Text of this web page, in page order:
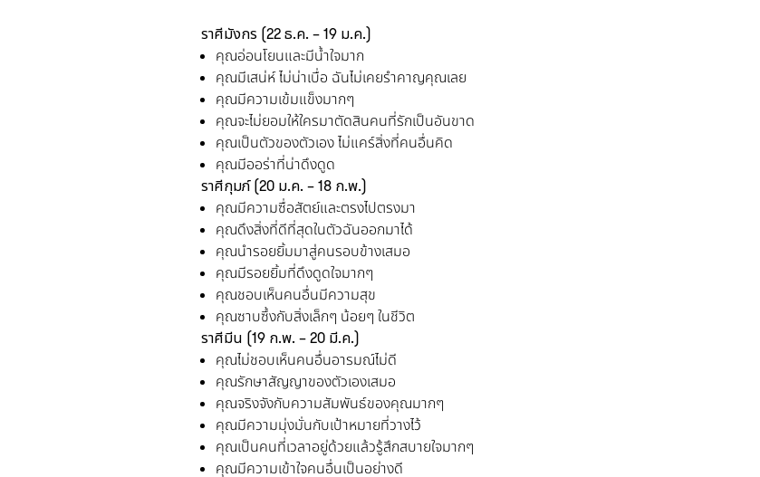
ราศีมังกร (22 ธ.ค. – 19 ม.ค.)
คุณอ่อนโยนและมีน้ำใจมาก
คุณมีเสน่ห์ ไม่น่าเบื่อ ฉันไม่เคยรำคาญคุณเลย
คุณมีความเข้มแข็งมากๆ
คุณจะไม่ยอมให้ใครมาตัดสินคนที่รักเป็นอันขาด
คุณเป็นตัวของตัวเอง ไม่แคร์สิ่งที่คนอื่นคิด
คุณมีออร่าที่น่าดึงดูด
ราศีกุมภ์(20 ม.ค. – 18 ก.พ.)
คุณมีความซื่อสัตย์และตรงไปตรงมา
คุณดึงสิ่งที่ดีที่สุดในตัวฉันออกมาได้
คุณนำรอยยิ้มมาสู่คนรอบข้างเสมอ
คุณมีรอยยิ้มที่ดึงดูดใจมากๆ
คุณชอบเห็นคนอื่นมีความสุข
คุณซาบซึ้งกับสิ่งเล็กๆ น้อยๆ ในชีวิต
ราศีมีน (19 ก.พ. – 20 มี.ค.)
คุณไม่ชอบเห็นคนอื่นอารมณ์ไม่ดี
คุณรักษาสัญญาของตัวเองเสมอ
คุณจริงจังกับความสัมพันธ์ของคุณมากๆ
คุณมีความมุ่งมั่นกับเป้าหมายที่วางไว้
คุณเป็นคนที่เวลาอยู่ด้วยแล้วรู้สึกสบายใจมากๆ
คุณมีความเข้าใจคนอื่นเป็นอย่างดี